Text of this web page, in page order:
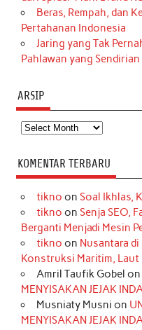
Beras, Rempah, dan
Pertahanan Indonesia
Jaring yang Tak
Pahlawan yang Sendirian
ARSIP
Arsip
KOMENTAR TERBARU
tikno on Soal Ikhlas,
tikno on Senja SEO,
Berganti Menjadi Mesin
tikno on Nusantara
Konstruksi Maritim, Laut
Amril Taufik Gobel on
MENYISAKAN JEJAK
Musniaty Musni on
MENYISAKAN JEJAK